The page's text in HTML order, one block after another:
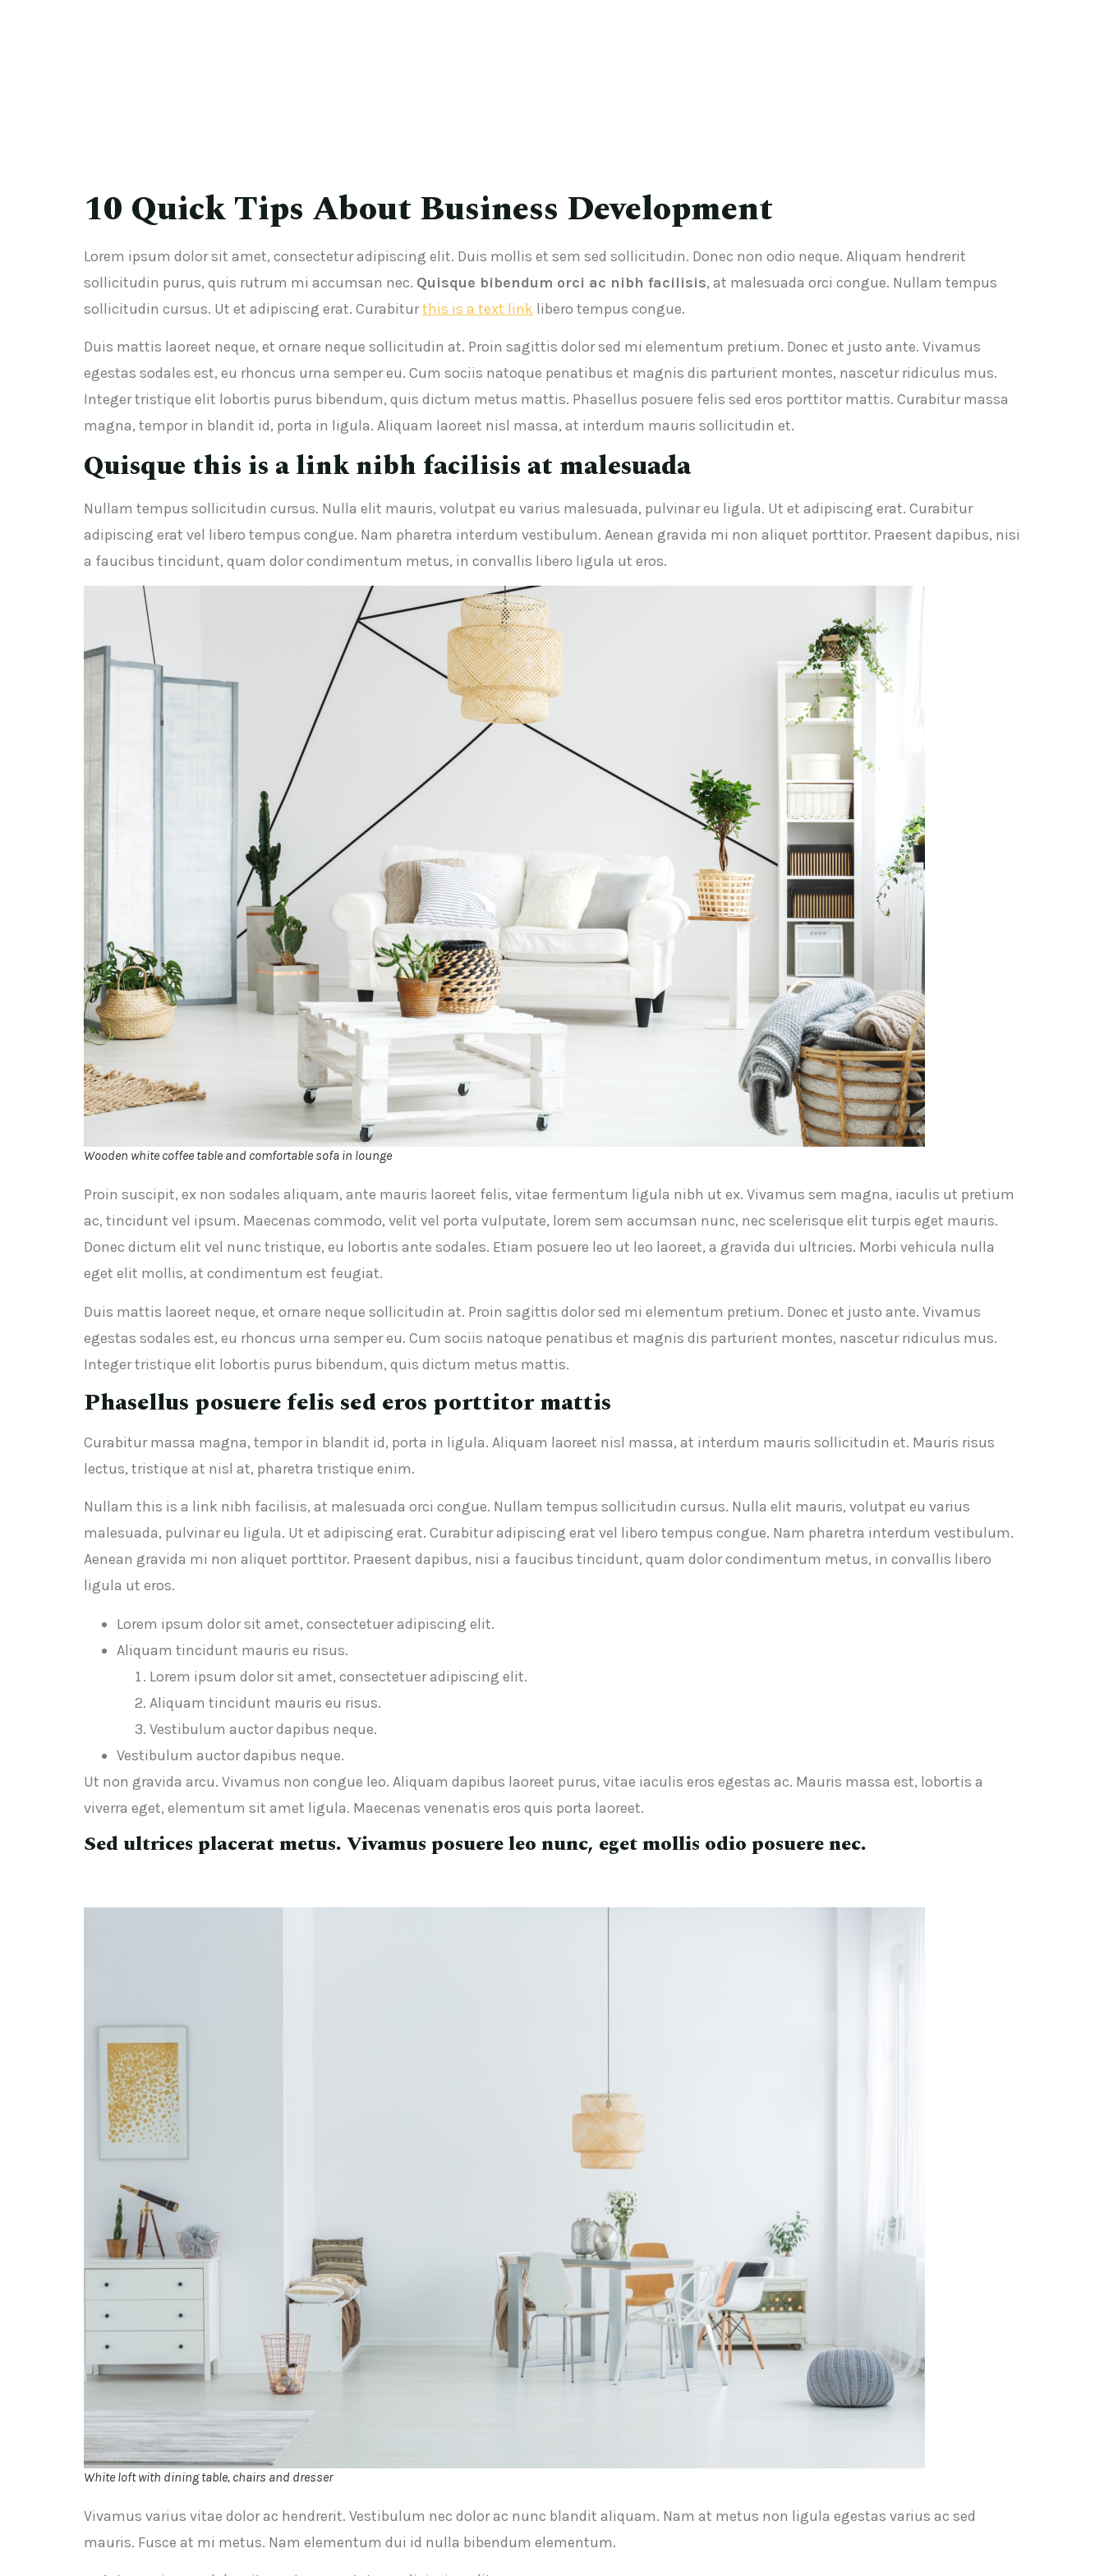
10 Quick Tips About Business Development
Lorem ipsum dolor sit amet, consectetur adipiscing elit. Duis mollis et sem sed sollicitudin. Donec non odio neque. Aliquam hendrerit
sollicitudin purus, quis rutrum mi accumsan nec. Quisque bibendum orci ac nibh facilisis, at malesuada orci congue. Nullam tempus
sollicitudin cursus. Ut et adipiscing erat. Curabiturthis is a text link libero tempus congue.
Duis mattis laoreet neque, et ornare neque sollicitudin at. Proin sagittis dolor sed mi elementum pretium. Donec et justo ante. Vivamus
egestas sodales est, eu rhoncus urna semper eu. Cum sociis natoque penatibus et magnis dis parturient montes, nascetur ridiculus mus.
Integer tristique elit lobortis purus bibendum, quis dictum metus mattis. Phasellus posuere felis sed eros porttitor mattis. Curabitur massa
magna, tempor in blandit id, porta in ligula. Aliquam laoreet nisl massa, at interdum mauris sollicitudin et.
Quisque this is a link nibh facilisis at malesuada
Nullam tempus sollicitudin cursus. Nulla elit mauris, volutpat eu varius malesuada, pulvinar eu ligula. Ut et adipiscing erat. Curabitur
adipiscing erat vel libero tempus congue. Nam pharetra interdum vestibulum. Aenean gravida mi non aliquet porttitor. Praesent dapibus, nisi
a faucibus tincidunt, quam dolor condimentum metus, in convallis libero ligula ut eros.
Wooden white coffee table and comfortable sofa in lounge
Proin suscipit, ex non sodales aliquam, ante mauris laoreet felis, vitae fermentum ligula nibh ut ex. Vivamus sem magna, iaculis ut pretium
ac, tincidunt vel ipsum. Maecenas commodo, velit vel porta vulputate, lorem sem accumsan nunc, nec scelerisque elit turpis eget mauris.
Donec dictum elit vel nunc tristique, eu lobortis ante sodales. Etiam posuere leo ut leo laoreet, a gravida dui ultricies. Morbi vehicula nulla
eget elit mollis, at condimentum est feugiat.
Duis mattis laoreet neque, et ornare neque sollicitudin at. Proin sagittis dolor sed mi elementum pretium. Donec et justo ante. Vivamus
egestas sodales est, eu rhoncus urna semper eu. Cum sociis natoque penatibus et magnis dis parturient montes, nascetur ridiculus mus.
Integer tristique elit lobortis purus bibendum, quis dictum metus mattis.
Phasellus posuere felis sed eros porttitor mattis
Curabitur massa magna, tempor in blandit id, porta in ligula. Aliquam laoreet nisl massa, at interdum mauris sollicitudin et. Mauris risus
lectus, tristique at nisl at, pharetra tristique enim.
Nullam this is a link nibh facilisis, at malesuada orci congue. Nullam tempus sollicitudin cursus. Nulla elit mauris, volutpat eu varius
malesuada, pulvinar eu ligula. Ut et adipiscing erat. Curabitur adipiscing erat vel libero tempus congue. Nam pharetra interdum vestibulum.
Aenean gravida mi non aliquet porttitor. Praesent dapibus, nisi a faucibus tincidunt, quam dolor condimentum metus, in convallis libero
ligula ut eros.
Lorem ipsum dolor sit amet, consectetuer adipiscing elit.
Aliquam tincidunt mauris eu risus.
Lorem ipsum dolor sit amet, consectetuer adipiscing elit.
Aliquam tincidunt mauris eu risus.
Vestibulum auctor dapibus neque.
Vestibulum auctor dapibus neque.
Ut non gravida arcu. Vivamus non congue leo. Aliquam dapibus laoreet purus, vitae iaculis eros egestas ac. Mauris massa est, lobortis a
viverra eget, elementum sit amet ligula. Maecenas venenatis eros quis porta laoreet.
Sed ultrices placerat metus. Vivamus posuere leo nunc, eget mollis odio posuere nec.
White loft with dining table, chairs and dresser
Vivamus varius vitae dolor ac hendrerit. Vestibulum nec dolor ac nunc blandit aliquam. Nam at metus non ligula egestas varius ac sed
mauris. Fusce at mi metus. Nam elementum dui id nulla bibendum elementum.